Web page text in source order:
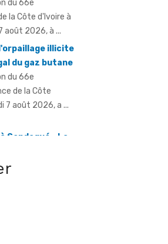
illicite
du gaz butane
du 66e
de la Côte
7 août 2026, a ...
Sandegué - Le
Président
dans la